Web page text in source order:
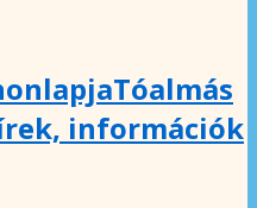
Tóalmás
információk